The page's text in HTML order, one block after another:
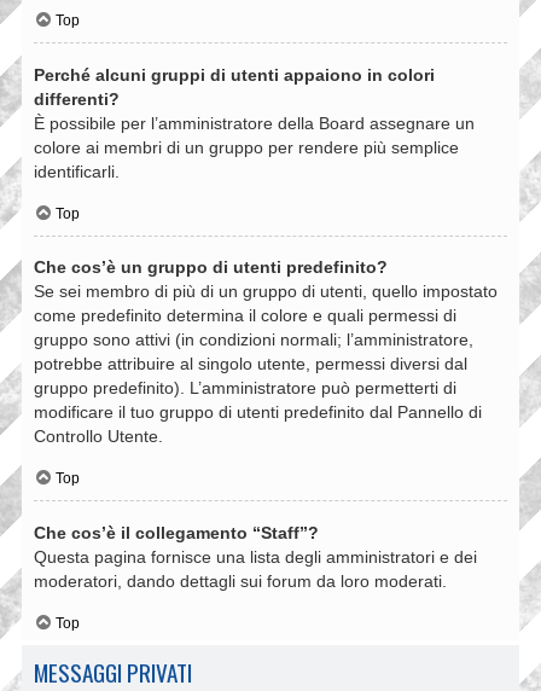
Top
Perché alcuni gruppi di utenti appaiono in colori
differenti?
È possibile per l’amministratore della Board assegnare un
colore ai membri di un gruppo per rendere più semplice
identificarli.
Top
Che cos’è un gruppo di utenti predefinito?
Se sei membro di più di un gruppo di utenti, quello impostato
come predefinito determina il colore e quali permessi di
gruppo sono attivi (in condizioni normali; l’amministratore,
potrebbe attribuire al singolo utente, permessi diversi dal
gruppo predefinito). L’amministratore può permetterti di
modificare il tuo gruppo di utenti predefinito dal Pannello di
Controllo Utente.
Top
Che cos’è il collegamento “Staff”?
Questa pagina fornisce una lista degli amministratori e dei
moderatori, dando dettagli sui forum da loro moderati.
Top
MESSAGGI PRIVATI